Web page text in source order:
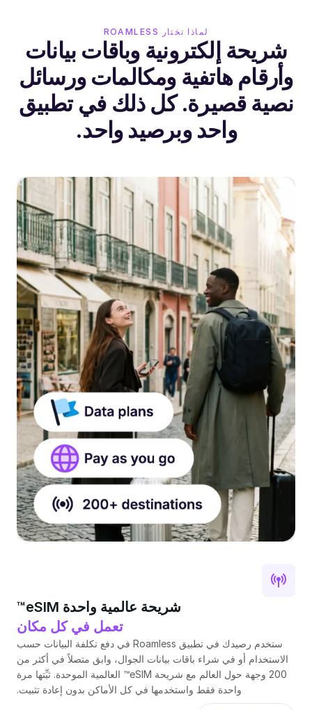
لماذا تختار ROAMLESS
شريحة إلكترونية وباقات بيانات
وأرقام هاتفية ومكالمات ورسائل
نصية قصيرة. كل ذلك في تطبيق
واحد وبرصيد واحد.
شريحة عالمية واحدة eSIM™
تعمل في كل مكان
ستخدم رصيدك في تطبيق Roamless في دفع تكلفة البيانات حسب
الاستخدام أو في شراء باقات بيانات الجوال، وابق متصلاً في أكثر من
200 وجهة حول العالم مع شريحة eSIM™ العالمية الموحدة. ثبِّتها مرة
واحدة فقط واستخدمها في كل الأماكن بدون إعادة تثبيت.